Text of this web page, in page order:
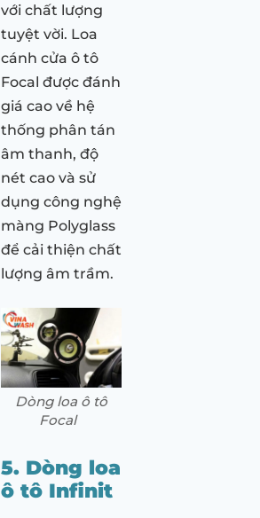
với chất lượng
tuyệt vời. Loa
cánh cửa ô tô
Focal được đánh
giá cao về hệ
thống phân tán
âm thanh, độ
nét cao và sử
dụng công nghệ
màng Polyglass
để cải thiện chất
lượng âm trầm.
Dòng loa ô tô
Focal
5. Dòng loa
ô tô Infinit